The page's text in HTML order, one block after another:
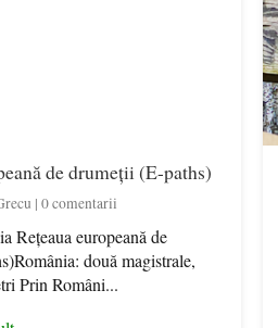
de drumeții (E-paths)
| 0 comentarii
Rețeaua europeană de
două magistrale,
Prin Români...